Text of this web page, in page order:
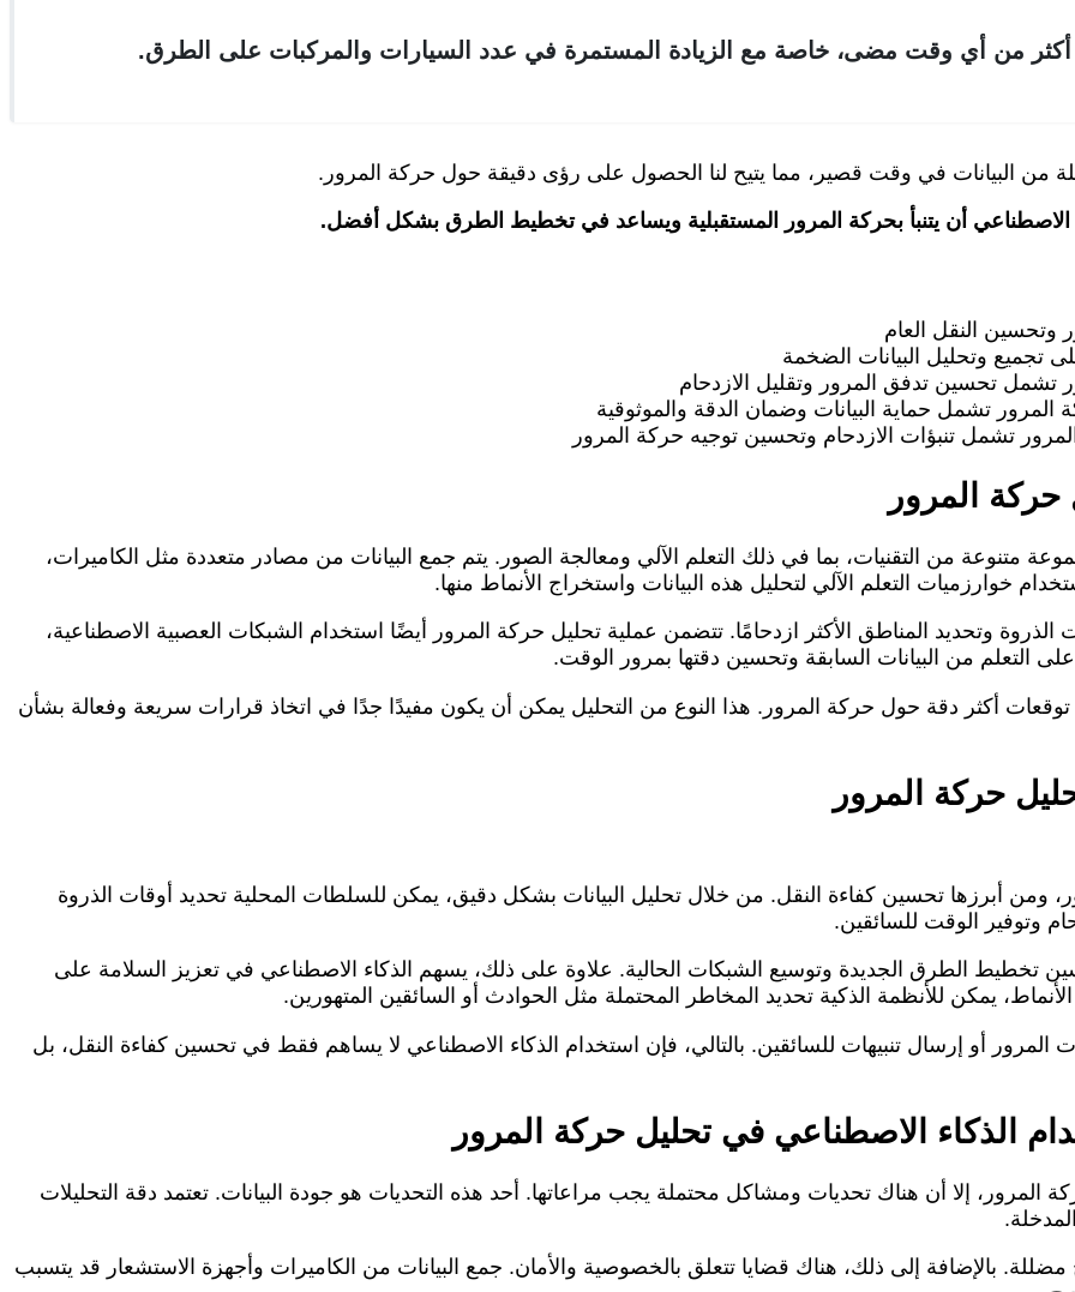
من أي وقت مضى، خاصة مع الزيادة المستمرة في عدد السيارات والمركبات على الطرق.
من البيانات في وقت قصير، مما يتيح لنا الحصول على رؤى دقيقة حول حركة المرور.
الاصطناعي أن يتنبأ بحركة المرور المستقبلية ويساعد في تخطيط الطرق بشكل أفضل.
وتحسين النقل العام
تجميع وتحليل البيانات الضخمة
تشمل تحسين تدفق المرور وتقليل الازدحام
تشمل حماية البيانات وضمان الدقة والموثوقية
تشمل تنبؤات الازدحام وتحسين توجيه حركة المرور
المرور
متنوعة من التقنيات، بما في ذلك التعلم الآلي ومعالجة الصور. يتم جمع البيانات من مصادر متعددة مثل الكاميرات،
خوارزميات التعلم الآلي لتحليل هذه البيانات واستخراج الأنماط منها.
وتحديد المناطق الأكثر ازدحامًا. تتضمن عملية تحليل حركة المرور أيضًا استخدام الشبكات العصبية الاصطناعية،
التعلم من البيانات السابقة وتحسين دقتها بمرور الوقت.
توقعات أكثر دقة حول حركة المرور. هذا النوع من التحليل يمكن أن يكون مفيدًا جدًا في اتخاذ قرارات سريعة وفعالة بشأن
حركة المرور
ومن أبرزها تحسين كفاءة النقل. من خلال تحليل البيانات بشكل دقيق، يمكن للسلطات المحلية تحديد أوقات الذروة
وتوفير الوقت للسائقين.
تخطيط الطرق الجديدة وتوسيع الشبكات الحالية. علاوة على ذلك، يسهم الذكاء الاصطناعي في تعزيز السلامة على
يمكن للأنظمة الذكية تحديد المخاطر المحتملة مثل الحوادث أو السائقين المتهورين.
أو إرسال تنبيهات للسائقين. بالتالي، فإن استخدام الذكاء الاصطناعي لا يساهم فقط في تحسين كفاءة النقل، بل
الذكاء الاصطناعي في تحليل حركة المرور
المرور، إلا أن هناك تحديات ومشاكل محتملة يجب مراعاتها. أحد هذه التحديات هو جودة البيانات. تعتمد دقة التحليلات
مضللة. بالإضافة إلى ذلك، هناك قضايا تتعلق بالخصوصية والأمان. جمع البيانات من الكاميرات وأجهزة الاستشعار قد يتسبب